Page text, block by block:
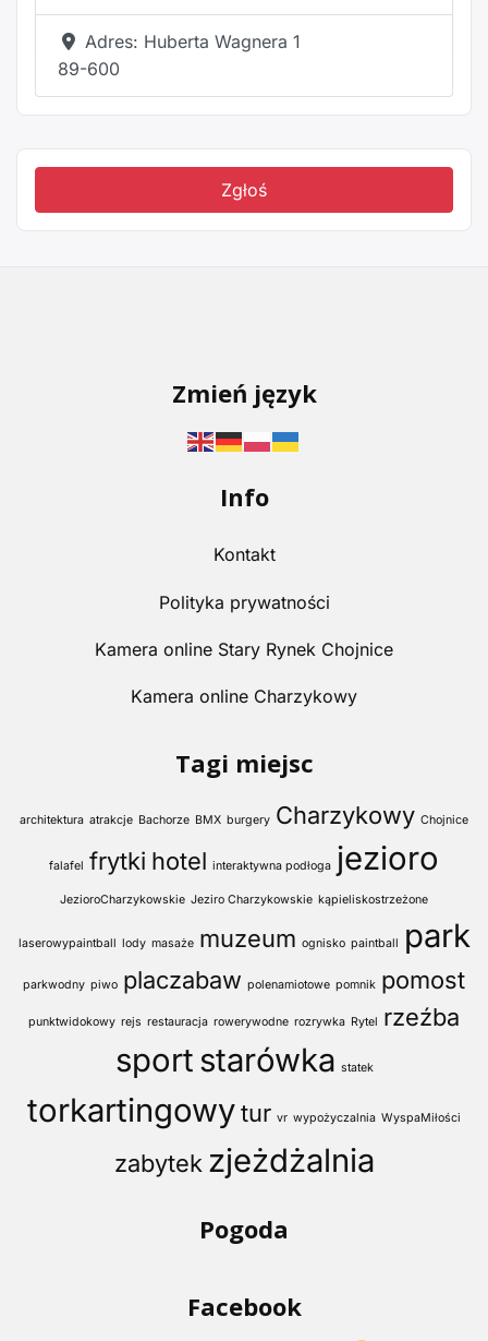
Adres: Huberta Wagnera 1
89-600
Zgłoś
Zmień język
Info
Kontakt
Polityka prywatności
Kamera online Stary Rynek Chojnice
Kamera online Charzykowy
Tagi miejsc
architektura atrakcje Bachorze BMX burgery Charzykowy Chojnice
falafel frytki hotel interaktywna podłoga jezioro
JezioroCharzykowskie Jeziro Charzykowskie kąpieliskostrzeżone
laserowypaintball lody masaże muzeum ognisko paintball park
parkwodny piwo placzabaw polenamiotowe pomnik pomost
punktwidokowy rejs restauracja rowerywodne rozrywka Rytel rzeźba
sport starówka statek
torkartingowytur vr wypożyczalnia WyspaMiłości
zabytek zjeżdżalnia
Pogoda
Facebook